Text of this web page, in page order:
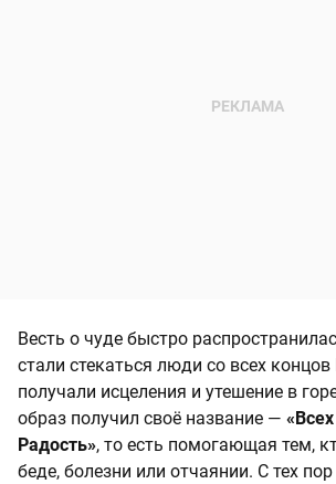
Весть о чуде быстро
стали стекаться люди со всех
получали исцеления и утешение в
образ получил своё название —
Радость», то есть помогающая тем,
беде, болезни или отчаянии. С тех